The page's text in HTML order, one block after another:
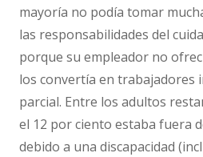
mayoría no podía tomar
las responsabilidades del
porque su empleador no
los convertía en trabajadores
parcial. Entre los adultos
el 12 por ciento estaba fuera
debido a una discapacidad